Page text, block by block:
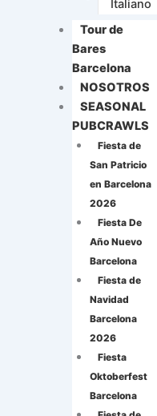
Tour de
Bares
Barcelona
NOSOTROS
SEASONAL
PUBCRAWLS
Fiesta de
San Patricio
en Barcelona
2026
Fiesta De
Año Nuevo
Barcelona
Fiesta de
Navidad
Barcelona
2026
Fiesta
Oktoberfest
Barcelona